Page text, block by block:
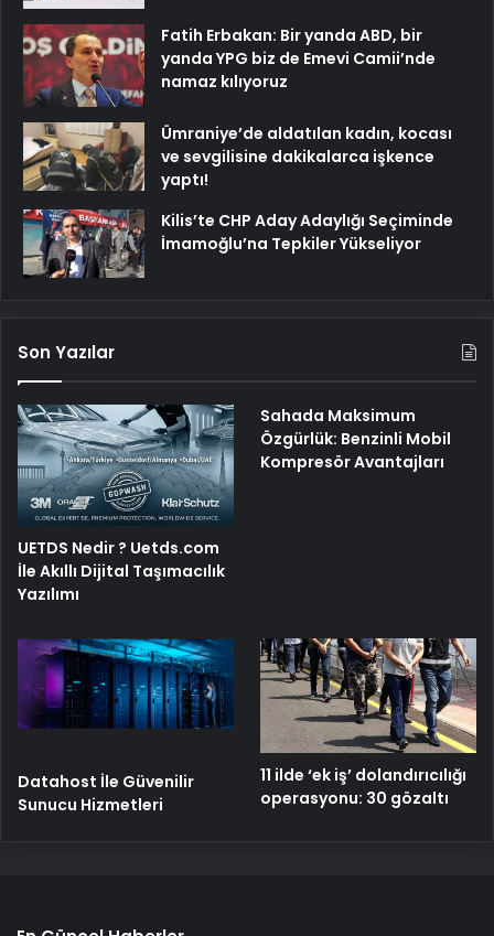
Fatih Erbakan: Bir yanda ABD, bir
yanda YPG biz de Emevi Camii’nde
namaz kılıyoruz
Ümraniye’de aldatılan kadın, kocası
ve sevgilisine dakikalarca işkence
yaptı!
Kilis’te CHP Aday Adaylığı Seçiminde
İmamoğlu’na Tepkiler Yükseliyor
Son Yazılar
UETDS Nedir ? Uetds.com
İle Akıllı Dijital Taşımacılık
Yazılımı
Sahada Maksimum
Özgürlük: Benzinli Mobil
Kompresör Avantajları
Datahost İle Güvenilir
Sunucu Hizmetleri
11 ilde ‘ek iş’ dolandırıcılığı
operasyonu: 30 gözaltı